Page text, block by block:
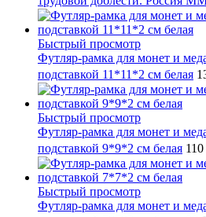
Быстрый просмотр
Футляр-рамка для монет и
подставкой 11*11*2 см белая
Быстрый просмотр
Футляр-рамка для монет и
подставкой 9*9*2 см белая
Быстрый просмотр
Футляр-рамка для монет и